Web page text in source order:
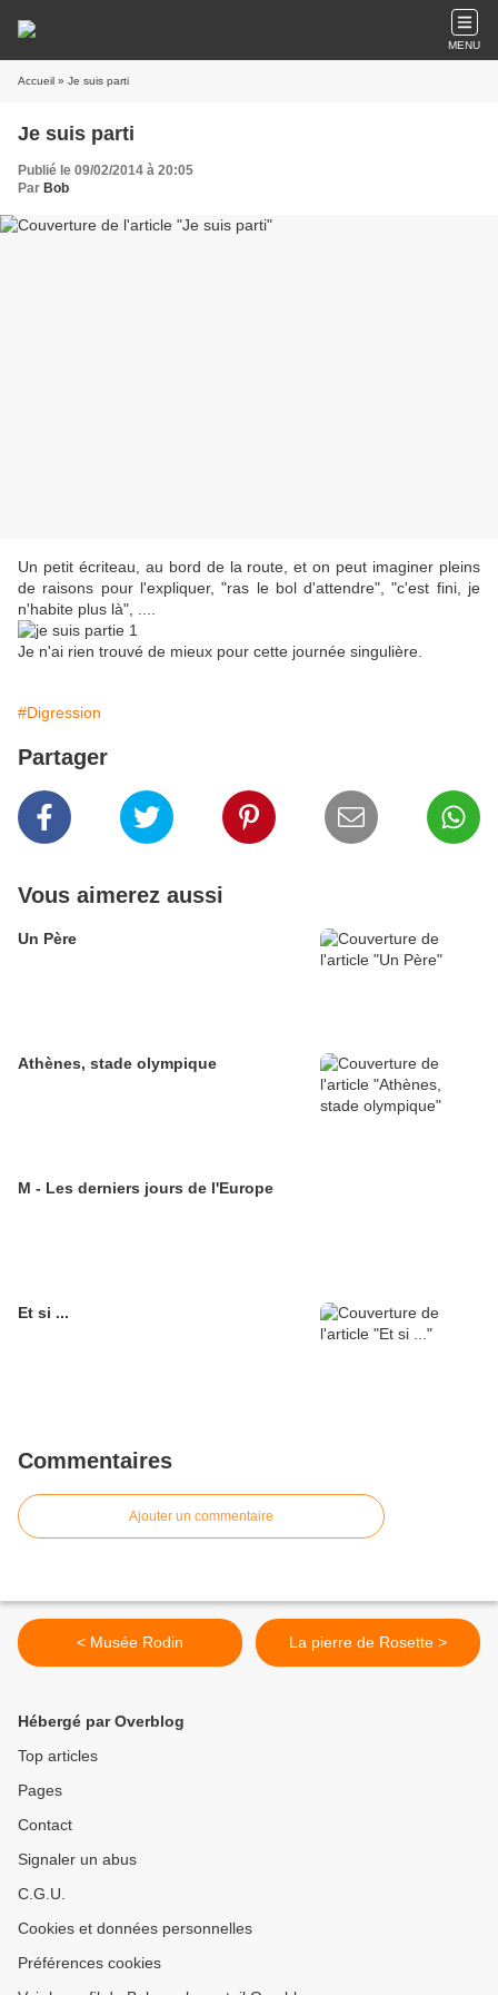
MENU
Accueil » Je suis parti
Je suis parti
Publié le 09/02/2014 à 20:05
Par Bob
Un petit écriteau, au bord de la route, et on peut imaginer pleins
de raisons pour l'expliquer, "ras le bol d'attendre", "c'est fini, je
n'habite plus là", ....
Je n'ai rien trouvé de mieux pour cette journée singulière.
#Digression
Partager
Vous aimerez aussi
Un Père
Athènes, stade olympique
M - Les derniers jours de l'Europe
Et si ...
Commentaires
Ajouter un commentaire
< Musée Rodin La pierre de Rosette >
Hébergé par Overblog
Top articles
Pages
Contact
Signaler un abus
C.G.U.
Cookies et données personnelles
Préférences cookies